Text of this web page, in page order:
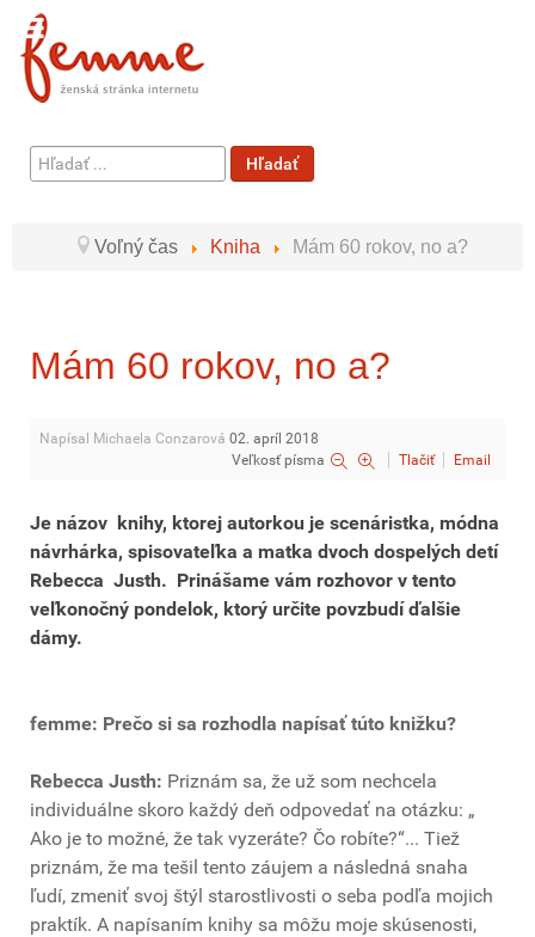
Hľadať
...
Hľadať
Voľný čas Kniha Mám 60 rokov, no a?
Mám 60 rokov, no a?
Napísal Michaela Conzarová 02. apríl 2018
Veľkosť písma
Tlačiť Email
Je názov knihy, ktorej autorkou je scenáristka, módna
návrhárka, spisovateľka a matka dvoch dospelých detí
Rebecca Justh. Prinášame vám rozhovor v tento
veľkonočný pondelok, ktorý určite povzbudí ďalšie
dámy.
femme: Prečo si sa rozhodla napísať túto knižku?
Rebecca Justh: Priznám sa, že už som nechcela
individuálne skoro každý deň odpovedať na otázku: „
Ako je to možné, že tak vyzeráte? Čo robíte?“... Tiež
priznám, že ma tešil tento záujem a následná snaha
ľudí, zmeniť svoj štýl starostlivosti o seba podľa mojich
praktík. A napísaním knihy sa môžu moje skúsenosti,